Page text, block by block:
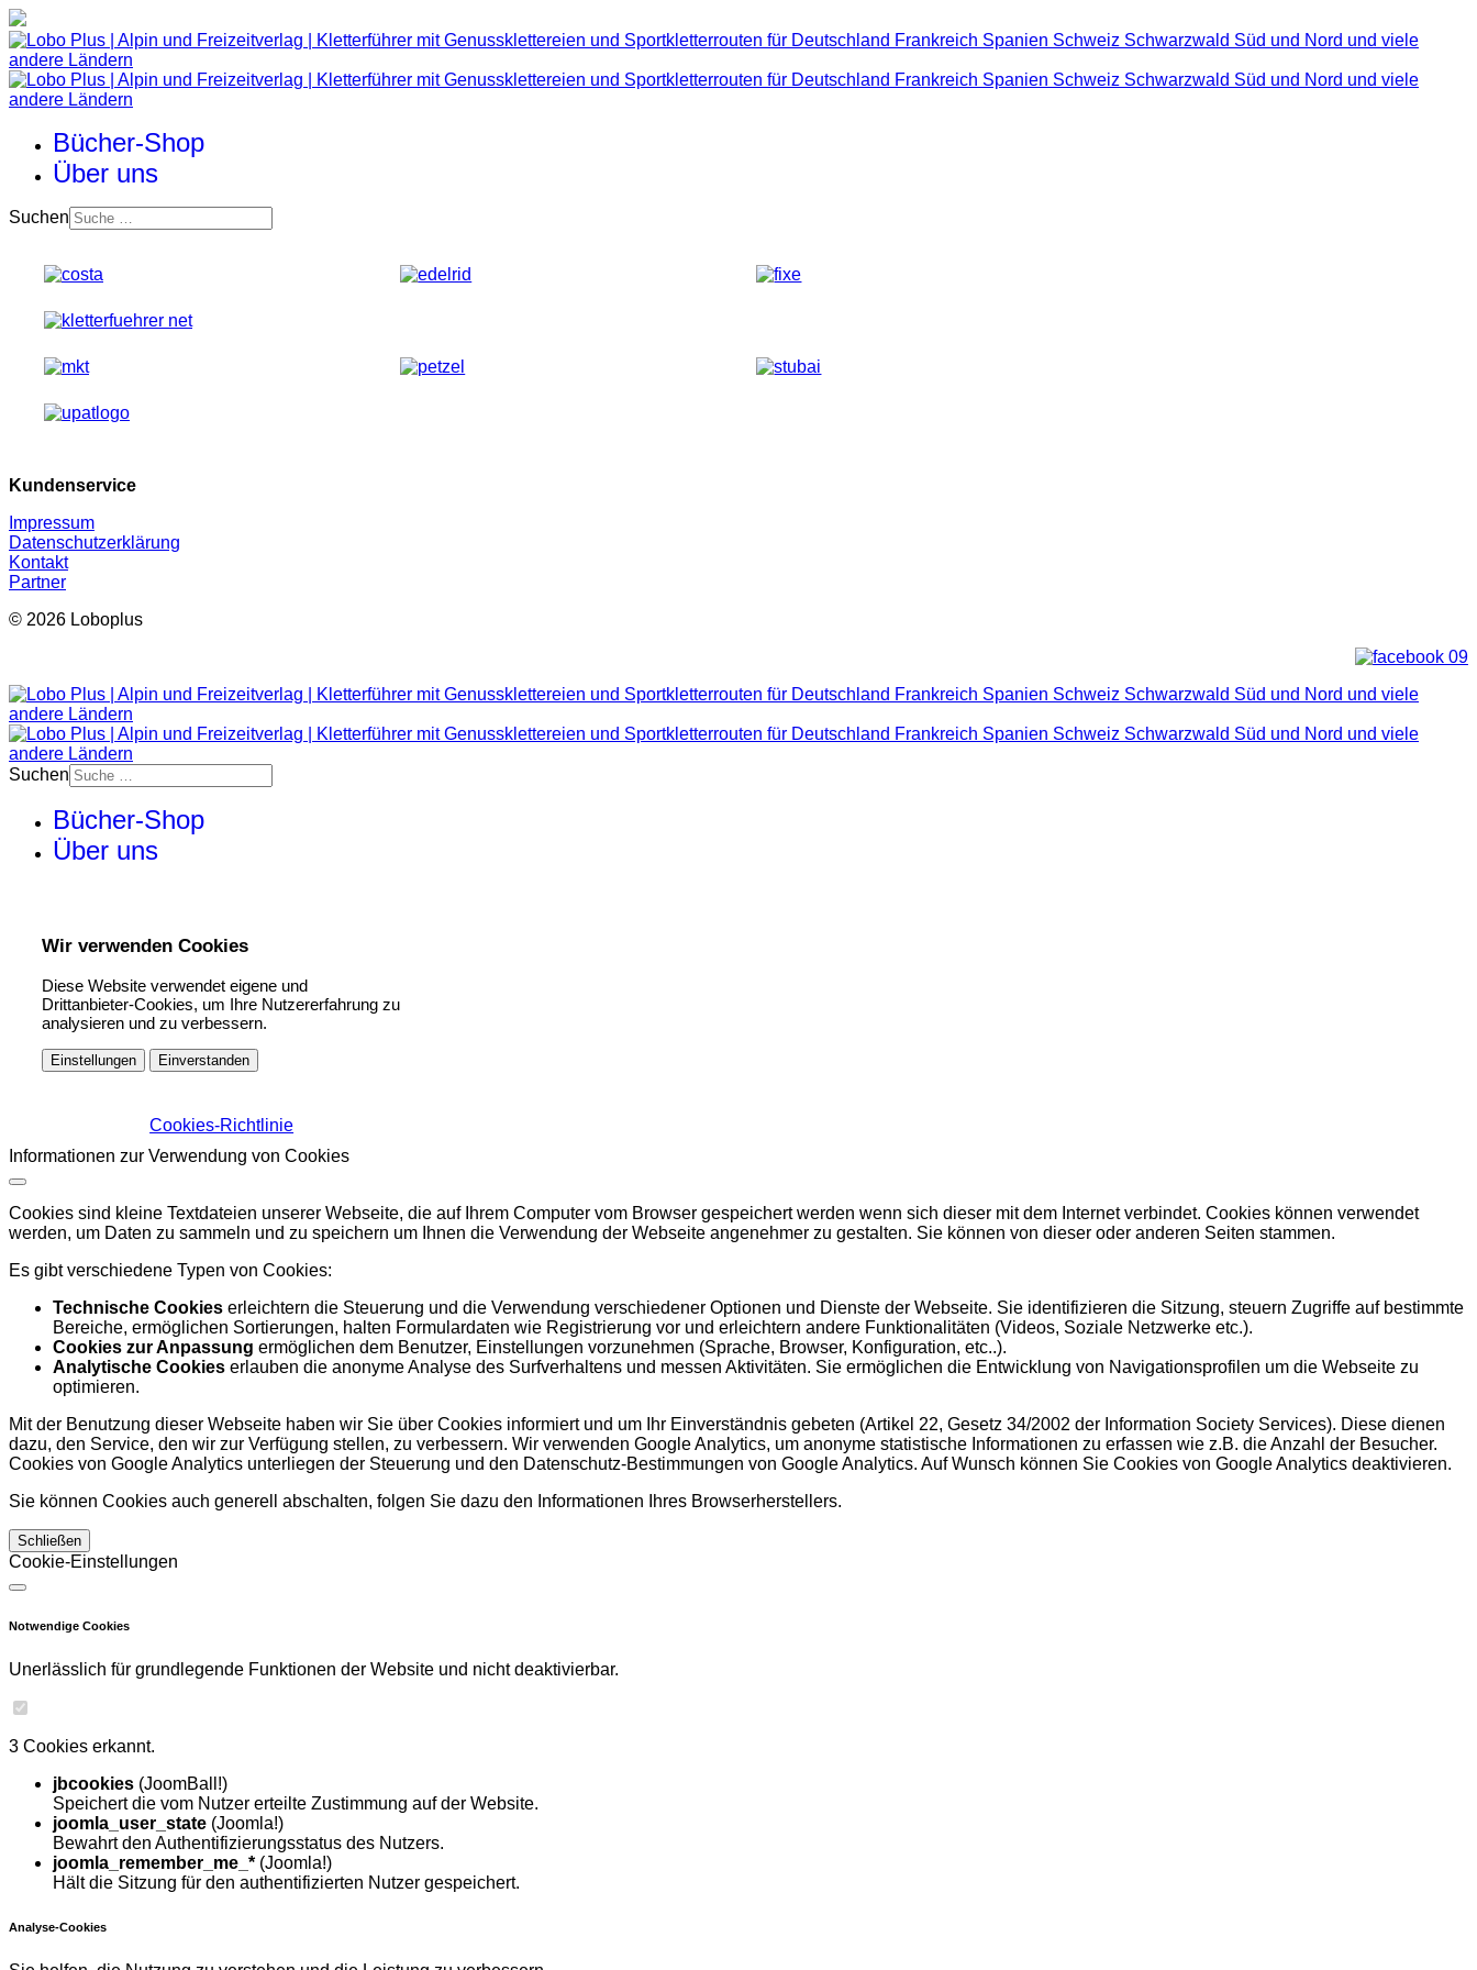
Bücher-Shop
Über uns
Suchen
Kundenservice
Impressum
Datenschutzerklärung
Kontakt
Partner
© 2026 Loboplus
Suchen
Bücher-Shop
Über uns
Wir verwenden Cookies
Diese Website verwendet eigene und
Drittanbieter-Cookies, um Ihre Nutzererfahrung zu
analysieren und zu verbessern.
Einstellungen Einverstanden
Cookies-Richtlinie
Informationen zur Verwendung von Cookies
Cookies sind kleine Textdateien unserer Webseite, die auf Ihrem Computer vom Browser gespeichert werden wenn sich dieser mit dem Internet verbindet. Cookies können verwendet
werden, um Daten zu sammeln und zu speichern um Ihnen die Verwendung der Webseite angenehmer zu gestalten. Sie können von dieser oder anderen Seiten stammen.
Es gibt verschiedene Typen von Cookies:
Technische Cookies erleichtern die Steuerung und die Verwendung verschiedener Optionen und Dienste der Webseite. Sie identifizieren die Sitzung, steuern Zugriffe auf bestimmte
Bereiche, ermöglichen Sortierungen, halten Formulardaten wie Registrierung vor und erleichtern andere Funktionalitäten (Videos, Soziale Netzwerke etc.).
Cookies zur Anpassung ermöglichen dem Benutzer, Einstellungen vorzunehmen (Sprache, Browser, Konfiguration, etc..).
Analytische Cookies erlauben die anonyme Analyse des Surfverhaltens und messen Aktivitäten. Sie ermöglichen die Entwicklung von Navigationsprofilen um die Webseite zu
optimieren.
Mit der Benutzung dieser Webseite haben wir Sie über Cookies informiert und um Ihr Einverständnis gebeten (Artikel 22, Gesetz 34/2002 der Information Society Services). Diese dienen
dazu, den Service, den wir zur Verfügung stellen, zu verbessern. Wir verwenden Google Analytics, um anonyme statistische Informationen zu erfassen wie z.B. die Anzahl der Besucher.
Cookies von Google Analytics unterliegen der Steuerung und den Datenschutz-Bestimmungen von Google Analytics. Auf Wunsch können Sie Cookies von Google Analytics deaktivieren.
Sie können Cookies auch generell abschalten, folgen Sie dazu den Informationen Ihres Browserherstellers.
Schließen
Cookie-Einstellungen
Notwendige Cookies
Unerlässlich für grundlegende Funktionen der Website und nicht deaktivierbar.
3 Cookies erkannt.
jbcookies (JoomBall!)
Speichert die vom Nutzer erteilte Zustimmung auf der Website.
joomla_user_state (Joomla!)
Bewahrt den Authentifizierungsstatus des Nutzers.
joomla_remember_me_* (Joomla!)
Hält die Sitzung für den authentifizierten Nutzer gespeichert.
Analyse-Cookies